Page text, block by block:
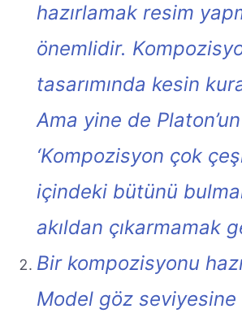
hazırlamak resim
önemlidir.
tasarımında kesin
Ama yine de Platon’un
‘Kompozisyon çok
içindeki bütünü
akıldan çıkarmamak
Bir kompozisyonu
Model göz seviyesine